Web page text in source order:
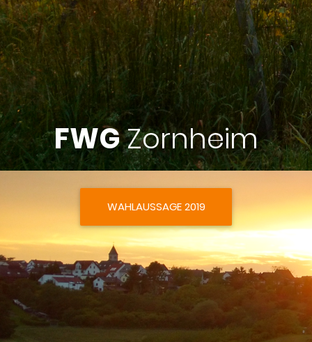
FWGZornheim
WAHLAUSSAGE 2019